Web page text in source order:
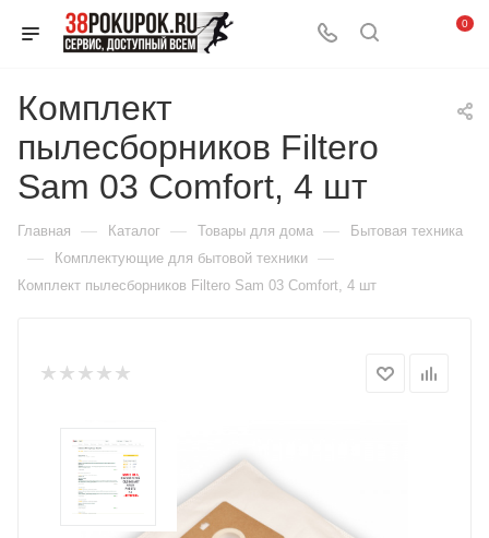
0
Комплект
пылесборников Filtero
Sam 03 Comfort, 4 шт
Главная — Каталог — Товары для дома — Бытовая техника
— Комплектующие для бытовой техники —
Комплект пылесборников Filtero Sam 03 Comfort, 4 шт